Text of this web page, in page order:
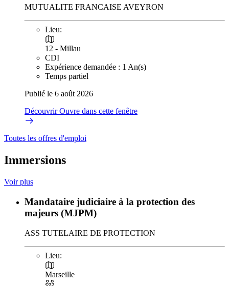
MUTUALITE FRANCAISE AVEYRON
Lieu:
12 - Millau
CDI
Expérience demandée : 1 An(s)
Temps partiel
Publié le 6 août 2026
DécouvrirOuvre dans cette fenêtre
Toutes les offres d'emploi
Immersions
Voir plus
Mandataire judiciaire à la protection des
majeurs (MJPM)
ASS TUTELAIRE DE PROTECTION
Lieu:
Marseille